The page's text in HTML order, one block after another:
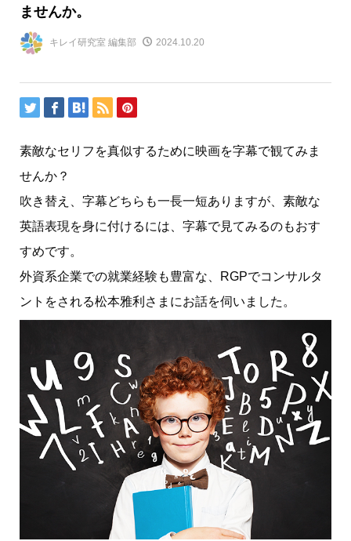
ませんか。
キレイ研究室 編集部 2024.10.20
素敵なセリフを真似するために映画を字幕で観てみま
せんか？
吹き替え、字幕どちらも一長一短ありますが、素敵な
英語表現を身に付けるには、字幕で見てみるのもおす
すめです。
外資系企業での就業経験も豊富な、RGPでコンサルタ
ントをされる松本雅利さまにお話を伺いました。